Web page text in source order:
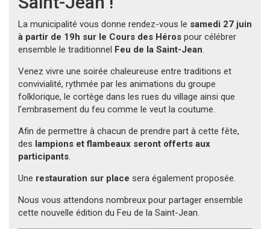
La municipalité vous donne rendez-vous le samedi 27 juin
à partir de 19h sur le Cours des Héros pour célébrer
ensemble le traditionnel Feu de la Saint-Jean.
Venez vivre une soirée chaleureuse entre traditions et
convivialité, rythmée par les animations du groupe
folklorique, le cortège dans les rues du village ainsi que
l’embrasement du feu comme le veut la coutume.
Afin de permettre à chacun de prendre part à cette fête,
des lampions et flambeaux seront offerts aux
participants.
Une restauration sur place sera également proposée.
Nous vous attendons nombreux pour partager ensemble
cette nouvelle édition du Feu de la Saint-Jean.